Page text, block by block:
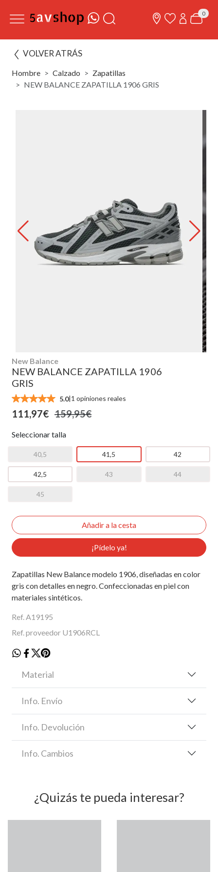
0
VOLVER ATRÁS
Hombre Calzado
Zapatillas
NEW BALANCE ZAPATILLA 1906 GRIS
New Balance
NEW BALANCE ZAPATILLA 1906
GRIS
5.0|1 opiniones reales
111,97€ 159,95€
Seleccionar talla
40,5 41,5 42
42,5 43 44
45
¡Pídelo ya!
Zapatillas New Balance modelo 1906, diseñadas en color
gris con detalles en negro. Confeccionadas en piel con
materiales sintéticos.
Ref. A19195
Ref. proveedor U1906RCL
Material
Info. Envío
Info. Devolución
Info. Cambios
¿Quizás te pueda interesar?